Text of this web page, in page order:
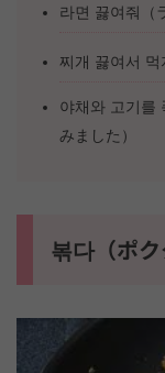
라면 끓여줘（
찌개 끓여서 먹
야채와 고기를
みました）
볶다（ポク